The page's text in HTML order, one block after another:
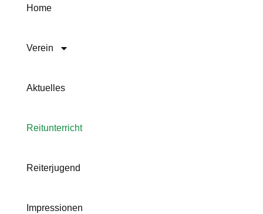
Home
Verein
Aktuelles
Reitunterricht
Reiterjugend
Impressionen